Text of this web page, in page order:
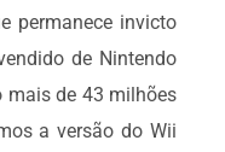
permanece invicto
de Nintendo
mais de 43 milhões
a versão do Wii